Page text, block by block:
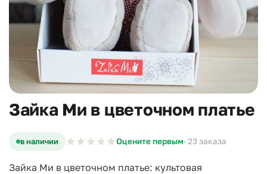
Зайка Ми в цветочном платье
в наличии Оцените первым· 23 заказа
Зайка Ми в цветочном платье: культовая